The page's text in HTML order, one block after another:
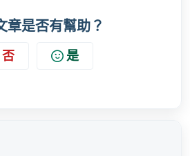
章是否有幫助？
否 是